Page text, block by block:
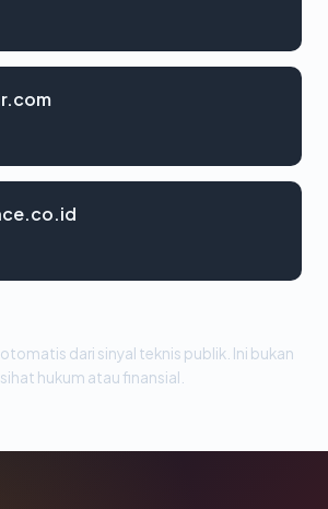
dari sinyal teknis publik. Ini bukan
hukum atau finansial.